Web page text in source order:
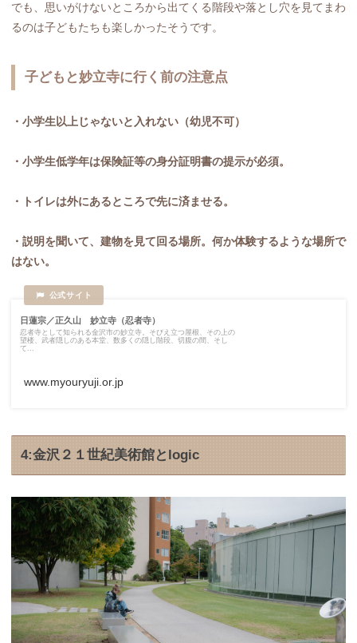
でも、思いがけないところから出てくる階段や落とし穴を見てまわ
るのは子どもたちも楽しかったそうです。
子どもと妙立寺に行く前の注意点
・小学生以上じゃないと入れない（幼児不可）
・小学生低学年は保険証等の身分証明書の提示が必須。
・トイレは外にあるところで先に済ませる。
・説明を聞いて、建物を見て回る場所。何か体験するような場所で
はない。
日蓮宗／正久山 妙立寺（忍者寺）
忍者寺として知られる金沢市の妙立寺。そびえ立つ屋根、その上の
望楼、武者隠しのある本堂、数多くの隠し階段、切腹の間、そし
て...
www.myouryuji.or.jp
4:金沢２１世紀美術館とlogic